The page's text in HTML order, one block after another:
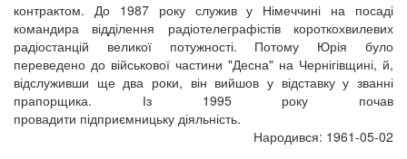
контрактом. До 1987 року служив у Німеччині на посаді
командира відділення радіотелеграфістів короткохвилевих
радіостанцій великої потужності. Потому Юрія було
переведено до військової частини "Десна" на Чернігівщині, й,
відслуживши ще два роки, він вийшов у відставку у званні
прапорщика. Із 1995 року почав
провадити підприємницьку діяльність.
Народився: 1961-05-02